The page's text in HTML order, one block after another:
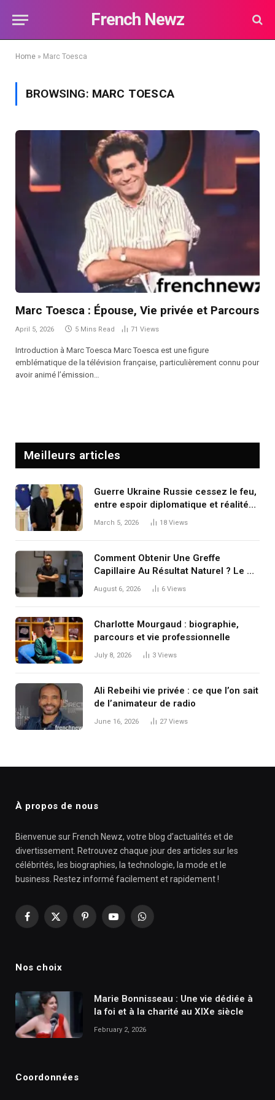
French Newz
Home » Marc Toesca
BROWSING: MARC TOESCA
Marc Toesca : Épouse, Vie privée et Parcours
April 5, 2026 5 Mins Read 71 Views
Introduction à Marc Toesca Marc Toesca est une figure
emblématique de la télévision française, particulièrement connu pour
avoir animé l’émission…
Meilleurs articles
Guerre Ukraine Russie cessez le feu,
entre espoir diplomatique et réalités
du terrain
March 5, 2026 18 Views
Comment Obtenir Une Greffe
Capillaire Au Résultat Naturel ? Le Dr
Koray Erdoğan Explique Les Clés
August 6, 2026 6 Views
Charlotte Mourgaud : biographie,
parcours et vie professionnelle
July 8, 2026 3 Views
Ali Rebeihi vie privée : ce que l’on sait
de l’animateur de radio
June 16, 2026 27 Views
À propos de nous
Bienvenue sur French Newz, votre blog d’actualités et de
divertissement. Retrouvez chaque jour des articles sur les
célébrités, les biographies, la technologie, la mode et le
business. Restez informé facilement et rapidement !
Facebook
X
PinterestYouTubeWhatsApp
Nos choix
Marie Bonnisseau : Une vie dédiée à
la foi et à la charité au XIXe siècle
February 2, 2026
Coordonnées